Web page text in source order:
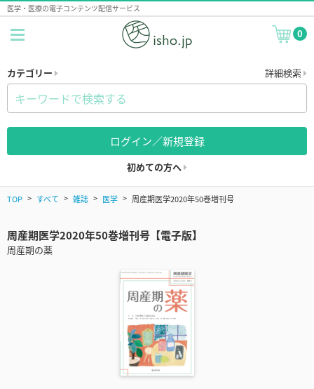
医学・医療の電子コンテンツ配信サービス
0
カテゴリー 詳細検索
ログイン／新規登録
初めての方へ
TOP すべて 雑誌 医学 周産期医学2020年50巻増刊号
周産期医学2020年50巻増刊号【電子版】
周産期の薬